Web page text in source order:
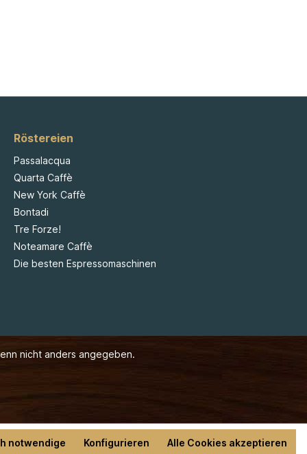
Röstereien
Passalacqua
Quarta Caffè
New York Caffè
Bontadi
Tre Forze!
Noteamare Caffè
Die besten Espressomaschinen
nicht anders angegeben.
notwendige Konfigurieren Alle Cookies akzeptieren